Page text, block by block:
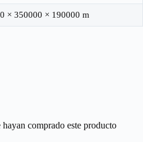
× 350000 × 190000 m
comprado este producto